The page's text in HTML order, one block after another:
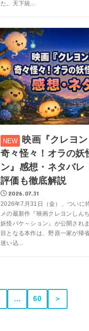
た。天下統...
映画『クレヨ
奇々怪々！オラの妖
ン』感想・ネタバレ
評価も徹底解説
2026.07.31
2026年7月31日（金）、ついに
メの最新作『映画クレヨンしん
妖怪バケ～ション』が公開され
目となる本作は、野原一家が帰
迷い込...
… 60 ＞